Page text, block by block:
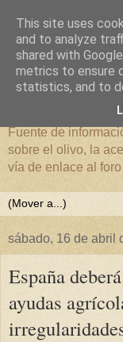
El
Fuente de
sobre el olivo, la
vía de enlace al
sábado, 16 de abril
España
ayudas
This site uses
and to analyze
shared with
metrics to ensure
statistics, and to